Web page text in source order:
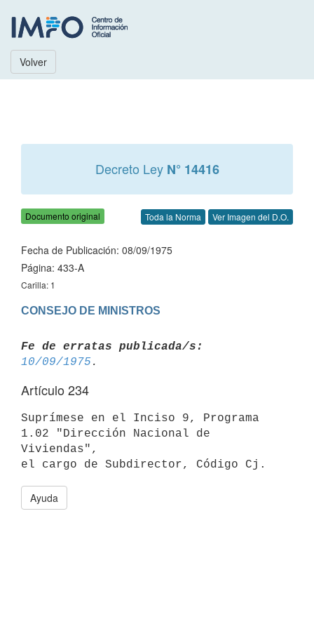
Volver
Decreto Ley N° 14416
Documento original Toda la Norma Ver Imagen del D.O.
Fecha de Publicación: 08/09/1975
Página: 433-A
Carilla: 1
CONSEJO DE MINISTROS
Fe de erratas publicada/s:
10/09/1975
Artículo 234
Suprímese en el Inciso 9, Programa
1.02 "Dirección Nacional de
Viviendas",
Ayuda